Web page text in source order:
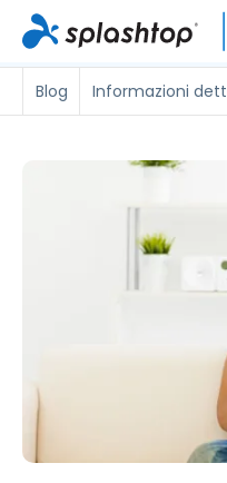
Blog Informazioni